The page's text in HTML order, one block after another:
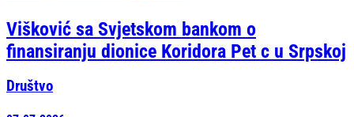
Višković sa Svjetskom bankom o
finansiranju dionice Koridora Pet c u Srpskoj
Društvo